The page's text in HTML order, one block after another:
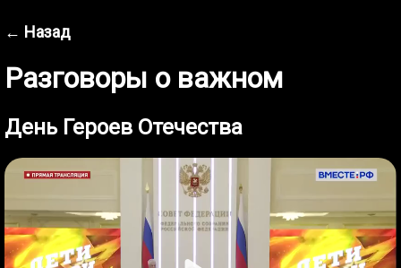
← Назад
Разговоры о важном
День Героев Отечества